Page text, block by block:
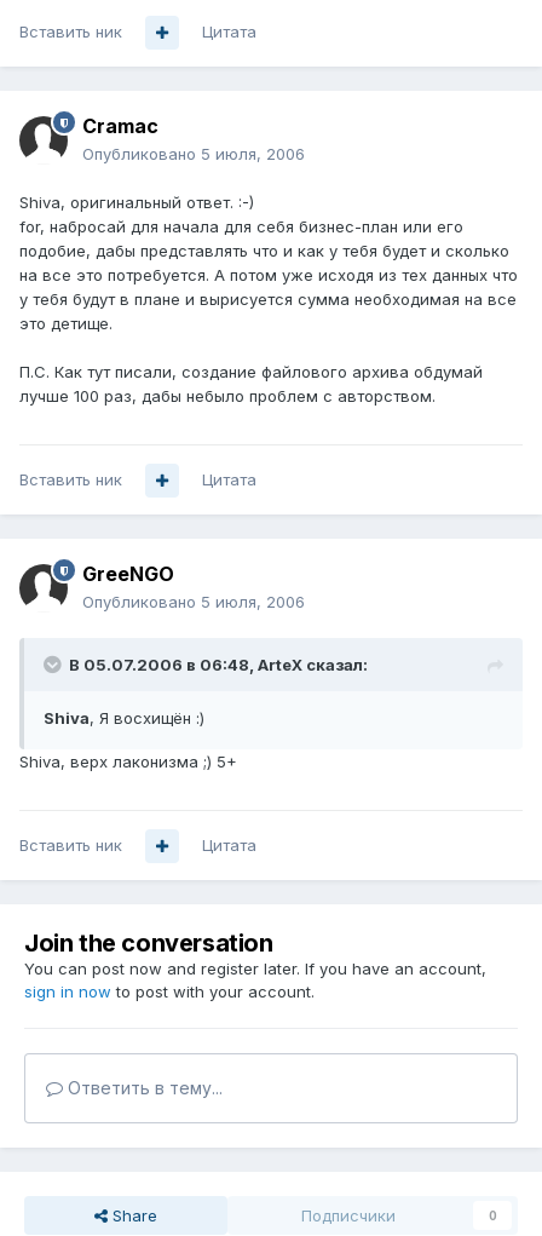
Вставить ник Цитата
Cramac
Опубликовано 5 июля, 2006
Shiva, оригинальный ответ. :-)
for, набросай для начала для себя бизнес-план или его
подобие, дабы представлять что и как у тебя будет и сколько
на все это потребуется. А потом уже исходя из тех данных что
у тебя будут в плане и вырисуется сумма необходимая на все
это детище.
П.С. Как тут писали, создание файлового архива обдумай
лучше 100 раз, дабы небыло проблем с авторством.
Вставить ник Цитата
GreeNGO
Опубликовано 5 июля, 2006
В 05.07.2006 в 06:48, ArteX сказал:
Shiva, Я восхищён :)
Shiva, верх лаконизма ;) 5+
Вставить ник Цитата
Join the conversation
You can post now and register later. If you have an account,
sign in now to post with your account.
Ответить в тему...
Share Подписчики 0